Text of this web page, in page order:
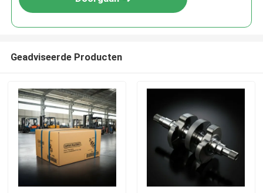
Geadviseerde Producten